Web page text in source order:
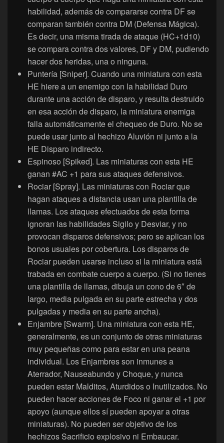
habilidad, además de compararse contra DF se
comparan también contra DM (Defensa Mágica).
Es decir, una misma tirada de ataque (HC+1d10)
se compara contra dos valores, DF y DM, pudiendo
hacer dos heridas, una o ninguna.
Puntería [Sniper]. Cuando una miniatura con esta
HE hiere a un enemigo con la habilidad Duro
durante una acción de disparo, y resulta destruido
en esa acción de disparo, la miniatura enemiga
falla automáticamente el chequeo de Duro. No se
puede usar junto al hechizo Aluvión ni junto a la
HE Disparo indirecto.
Espinoso [Spiked]. Las miniaturas con esta HE
ganan #AC +1 para sus ataques defensivos.
Rociar [Spray]. Las miniaturas con Rociar que
hagan ataques a distancia usan una plantilla de
llamas. Los ataques efectuados de esta forma
ignoran las habilidades Sigilo y Desviar, y no
provocan disparos defensivos; pero se aplican los
bonos usuales por cobertura. Los disparos de
Rociar pueden usarse incluso si la miniatura está
trabada en combate cuerpo a cuerpo. (Si no tienes
una plantilla de llamas, dibuja un cono de 6″ de
largo, media pulgada en su parte estrecha y dos
pulgadas y media en su parte ancha).
Enjambre [Swarm]. Una miniatura con esta HE,
generalmente, es un conjunto de otras miniaturas
muy pequeñas como para estar en una peana
individual. Los Enjambres son inmunes a
Aterrador, Nauseabundo y Choque, y nunca
pueden estar Malditos, Aturdidos o Inutilizados. No
pueden hacer acciones de Foco ni ganar el +1 por
apoyo (aunque ellos sí pueden apoyar a otras
miniaturas). No pueden ser objetivo de los
hechizos Sacrificio explosivo ni Embaucar.